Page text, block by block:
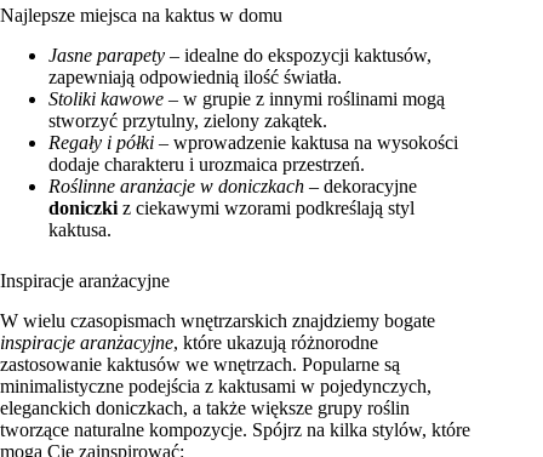
Najlepsze miejsca na kaktus w domu
Jasne parapety – idealne do ekspozycji kaktusów,
zapewniają odpowiednią ilość światła.
Stoliki kawowe – w grupie z innymi roślinami mogą
stworzyć przytulny, zielony zakątek.
Regały i półki – wprowadzenie kaktusa na wysokości
dodaje charakteru i urozmaica przestrzeń.
Roślinne aranżacje w doniczkach – dekoracyjne
doniczki z ciekawymi wzorami podkreślają styl
kaktusa.
Inspiracje aranżacyjne
W wielu czasopismach wnętrzarskich znajdziemy bogate
inspiracje aranżacyjne, które ukazują różnorodne
zastosowanie kaktusów we wnętrzach. Popularne są
minimalistyczne podejścia z kaktusami w pojedynczych,
eleganckich doniczkach, a także większe grupy roślin
tworzące naturalne kompozycje. Spójrz na kilka stylów, które
mogą Cię zainspirować: